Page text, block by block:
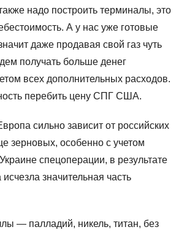
надо построить терминалы, это
А у нас уже готовые
даже продавая свой газ чуть
получать больше денег
всех дополнительных расходов.
перебить цену СПГ США.
сильно зависит от российских
зерновых, особенно с учетом
спецоперации, в результате
значительная часть
— палладий, никель, титан, без